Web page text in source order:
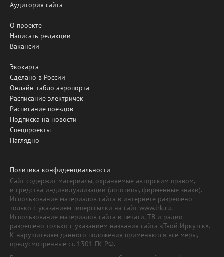
Аудитория сайта
О проекте
Написать редакции
Вакансии
Экокарта
Сделано в России
Онлайн-табло аэропорта
Расписание электричек
Расписание поездов
Подписка на новости
Спецпроекты
Наглядно
Политика конфиденциальности
Сайт содержит материалы, охраняемые авторским правом,
и средства индивидуализации (логотипы, фирменные знаки).
Использование материалов сайта в интернете разрешено
только с указанием гиперссылки на сайт www.irk.ru.
Использование материалов сайта в печати, ТВ и радио
разрешено только с указанием названия сайта «Твой Иркутск».
К нарушителям данного положения применяются все меры,
предусмотренные ст. 1301 ГК РФ.